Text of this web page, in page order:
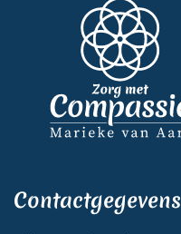
Contactgegevens